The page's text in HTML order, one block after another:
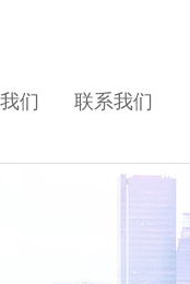
们 联系我们